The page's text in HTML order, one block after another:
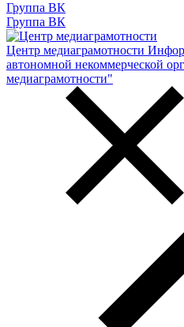
Группа ВК
Группа ВК
Центр медиаграмотности
автономной некоммерческой
медиаграмотности"